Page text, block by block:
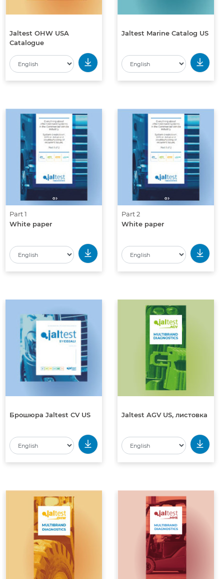
Jaltest OHW USA
Catalogue
Jaltest Marine Catalog US
Part 1
White paper
Part 2
White paper
Брошюра Jaltest CV US Jaltest AGV US, листовка